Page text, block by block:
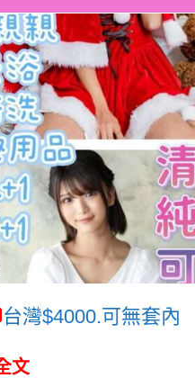
台灣$4000.可無套內
文